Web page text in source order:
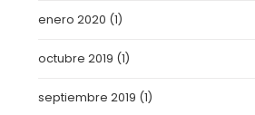
enero 2020 (1)
octubre 2019 (1)
septiembre 2019 (1)